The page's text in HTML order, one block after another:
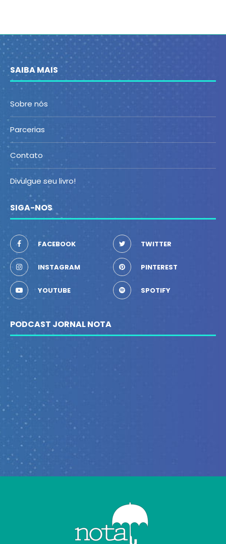
SAIBA MAIS
Sobre nós
Parcerias
Contato
Divulgue seu livro!
SIGA-NOS
FACEBOOK TWITTER
INSTAGRAM PINTEREST
YOUTUBE SPOTIFY
PODCAST JORNAL NOTA